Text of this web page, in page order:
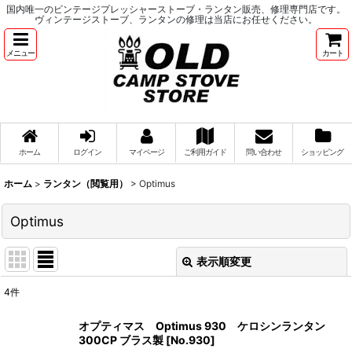
国内唯一のビンテージプレッシャーストーブ・ランタン販売、修理専門店です。
ヴィンテージストーブ、ランタンの修理は当店にお任せください。
メニュー カート
ホーム ログイン マイページ ご利用ガイド 問い合わせ ショッピング
ホーム > ランタン（閲覧用） > Optimus
Optimus
表示順変更
4件
オプティマス Optimus 930 ケロシンランタン
300CP ブラス製 [No.930]